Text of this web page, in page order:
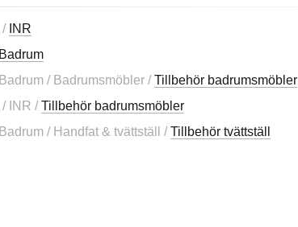
/ INR
Badrum
/ Badrumsmöbler /Tillbehör badrumsmöbler
/ INR /Tillbehör badrumsmöbler
/ Handfat & tvättställ /Tillbehör tvättställ